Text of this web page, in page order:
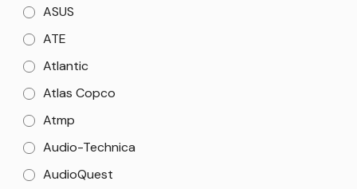
ASUS
ATE
Atlantic
Atlas Copco
Atmp
Audio-Technica
AudioQuest